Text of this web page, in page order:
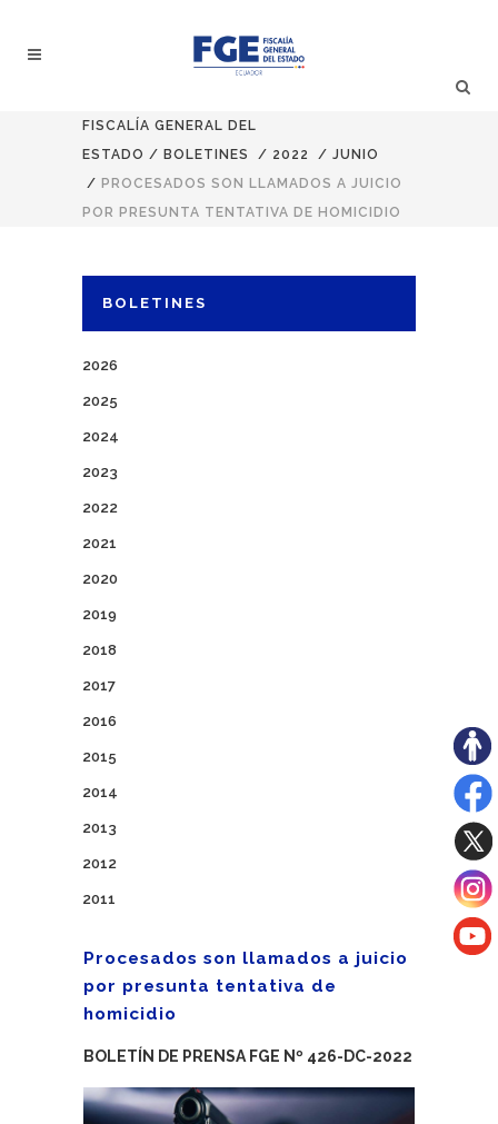
FISCALÍA GENERAL DEL
ESTADO / BOLETINES / 2022 / JUNIO
/ PROCESADOS SON LLAMADOS A JUICIO
POR PRESUNTA TENTATIVA DE HOMICIDIO
BOLETINES
2026
2025
2024
2023
2022
2021
2020
2019
2018
2017
2016
2015
2014
2013
2012
2011
Procesados son llamados a juicio
por presunta tentativa de
homicidio
BOLETÍN DE PRENSA FGE Nº 426-DC-2022